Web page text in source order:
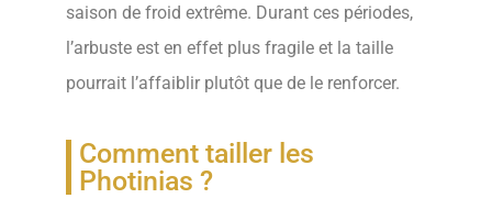
saison de froid extrême. Durant ces périodes,
l’arbuste est en effet plus fragile et la taille
pourrait l’affaiblir plutôt que de le renforcer.
Comment tailler les
Photinias ?